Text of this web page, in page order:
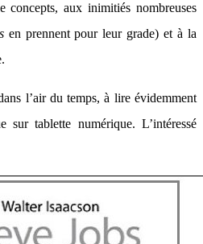
concepts, aux inimitiés nombreuses
en prennent pour leur grade) et à la
l’air du temps, à lire évidemment
tablette numérique. L’intéressé